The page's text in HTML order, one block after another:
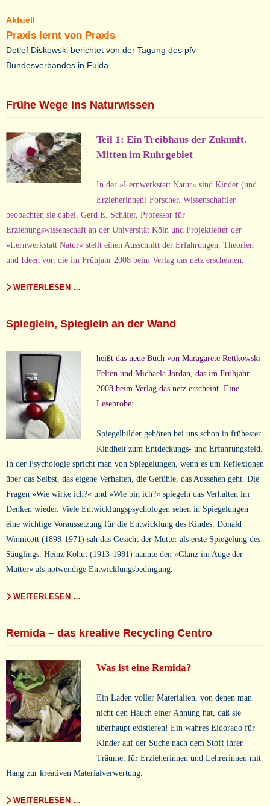
Aktuell
Praxis lernt von Praxis
Detlef Diskowski berichtet von der Tagung des pfv-
Bundesverbandes in Fulda
Frühe Wege ins Naturwissen
Teil 1: Ein Treibhaus der Zukunft.
Mitten im Ruhrgebiet
In der »Lernwerkstatt Natur« sind Kinder (und
Erzieherinnen) Forscher. Wissenschaftler
beobachten sie dabei. Gerd E. Schäfer, Professor für
Erziehungswissenschaft an der Universität Köln und Projektleiter der
»Lernwerkstatt Natur« stellt einen Ausschnitt der Erfahrungen, Theorien
und Ideen vor, die im Frühjahr 2008 beim Verlag das netz erscheinen.
WEITERLESEN …
Spieglein, Spieglein an der Wand
heißt das neue Buch von Maragarete Rettkowski-
Felten und Michaela Jordan, das im Frühjahr
2008 beim Verlag das netz erscheint. Eine
Leseprobe:
Spiegelbilder gehören bei uns schon in frühester
Kindheit zum Entdeckungs- und Erfahrungsfeld.
In der Psychologie spricht man von Spiegelungen, wenn es um Reflexionen
über das Selbst, das eigene Verhalten, die Gefühle, das Aussehen geht. Die
Fragen »Wie wirke ich?« und »Wie bin ich?« spiegeln das Verhalten im
Denken wieder. Viele Entwicklungspsychologen sehen in Spiegelungen
eine wichtige Voraussetzung für die Entwicklung des Kindes. Donald
Winnicott (1898-1971) sah das Gesicht der Mutter als erste Spiegelung des
Säuglings. Heinz Kohut (1913-1981) nannte den »Glanz im Auge der
Mutter« als notwendige Entwicklungsbedingung.
WEITERLESEN …
Remida – das kreative Recycling Centro
Was ist eine Remida?
Ein Laden voller Materialien, von denen man
nicht den Hauch einer Ahnung hat, daß sie
überhaupt existieren! Ein wahres Eldorado für
Kinder auf der Suche nach dem Stoff ihrer
Träume, für Erzieherinnen und Lehrerinnen mit
Hang zur kreativen Materialverwertung.
WEITERLESEN …